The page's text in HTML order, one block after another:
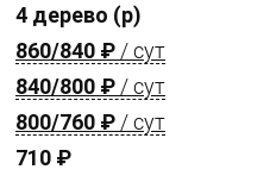
4 дерево (р)
860/840 ₽ / сут
840/800 ₽ / сут
800/760 ₽ / сут
710 ₽